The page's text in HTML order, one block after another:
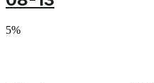
5%